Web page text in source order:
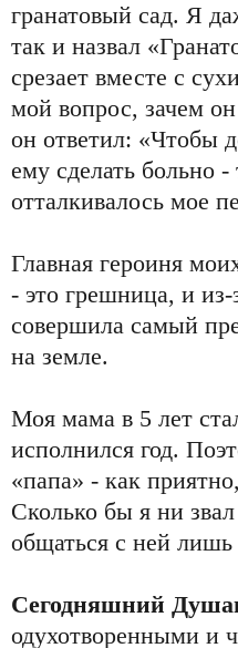
гранатовый сад. Я
так и назвал
срезает вместе с
мой вопрос, зачем
он ответил: «Чтобы
ему сделать больно
отталкивалось мое
Главная героиня
- это грешница, и
совершила самый
на земле.
Моя мама в 5 лет
исполнился год.
«папа» - как
Сколько бы я ни
общаться с ней
Сегодняшний
одухотворенными и